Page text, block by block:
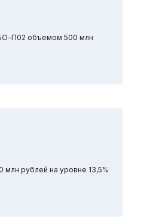
БО-П02 объемом 500 млн
рублей на уровне 13,5%